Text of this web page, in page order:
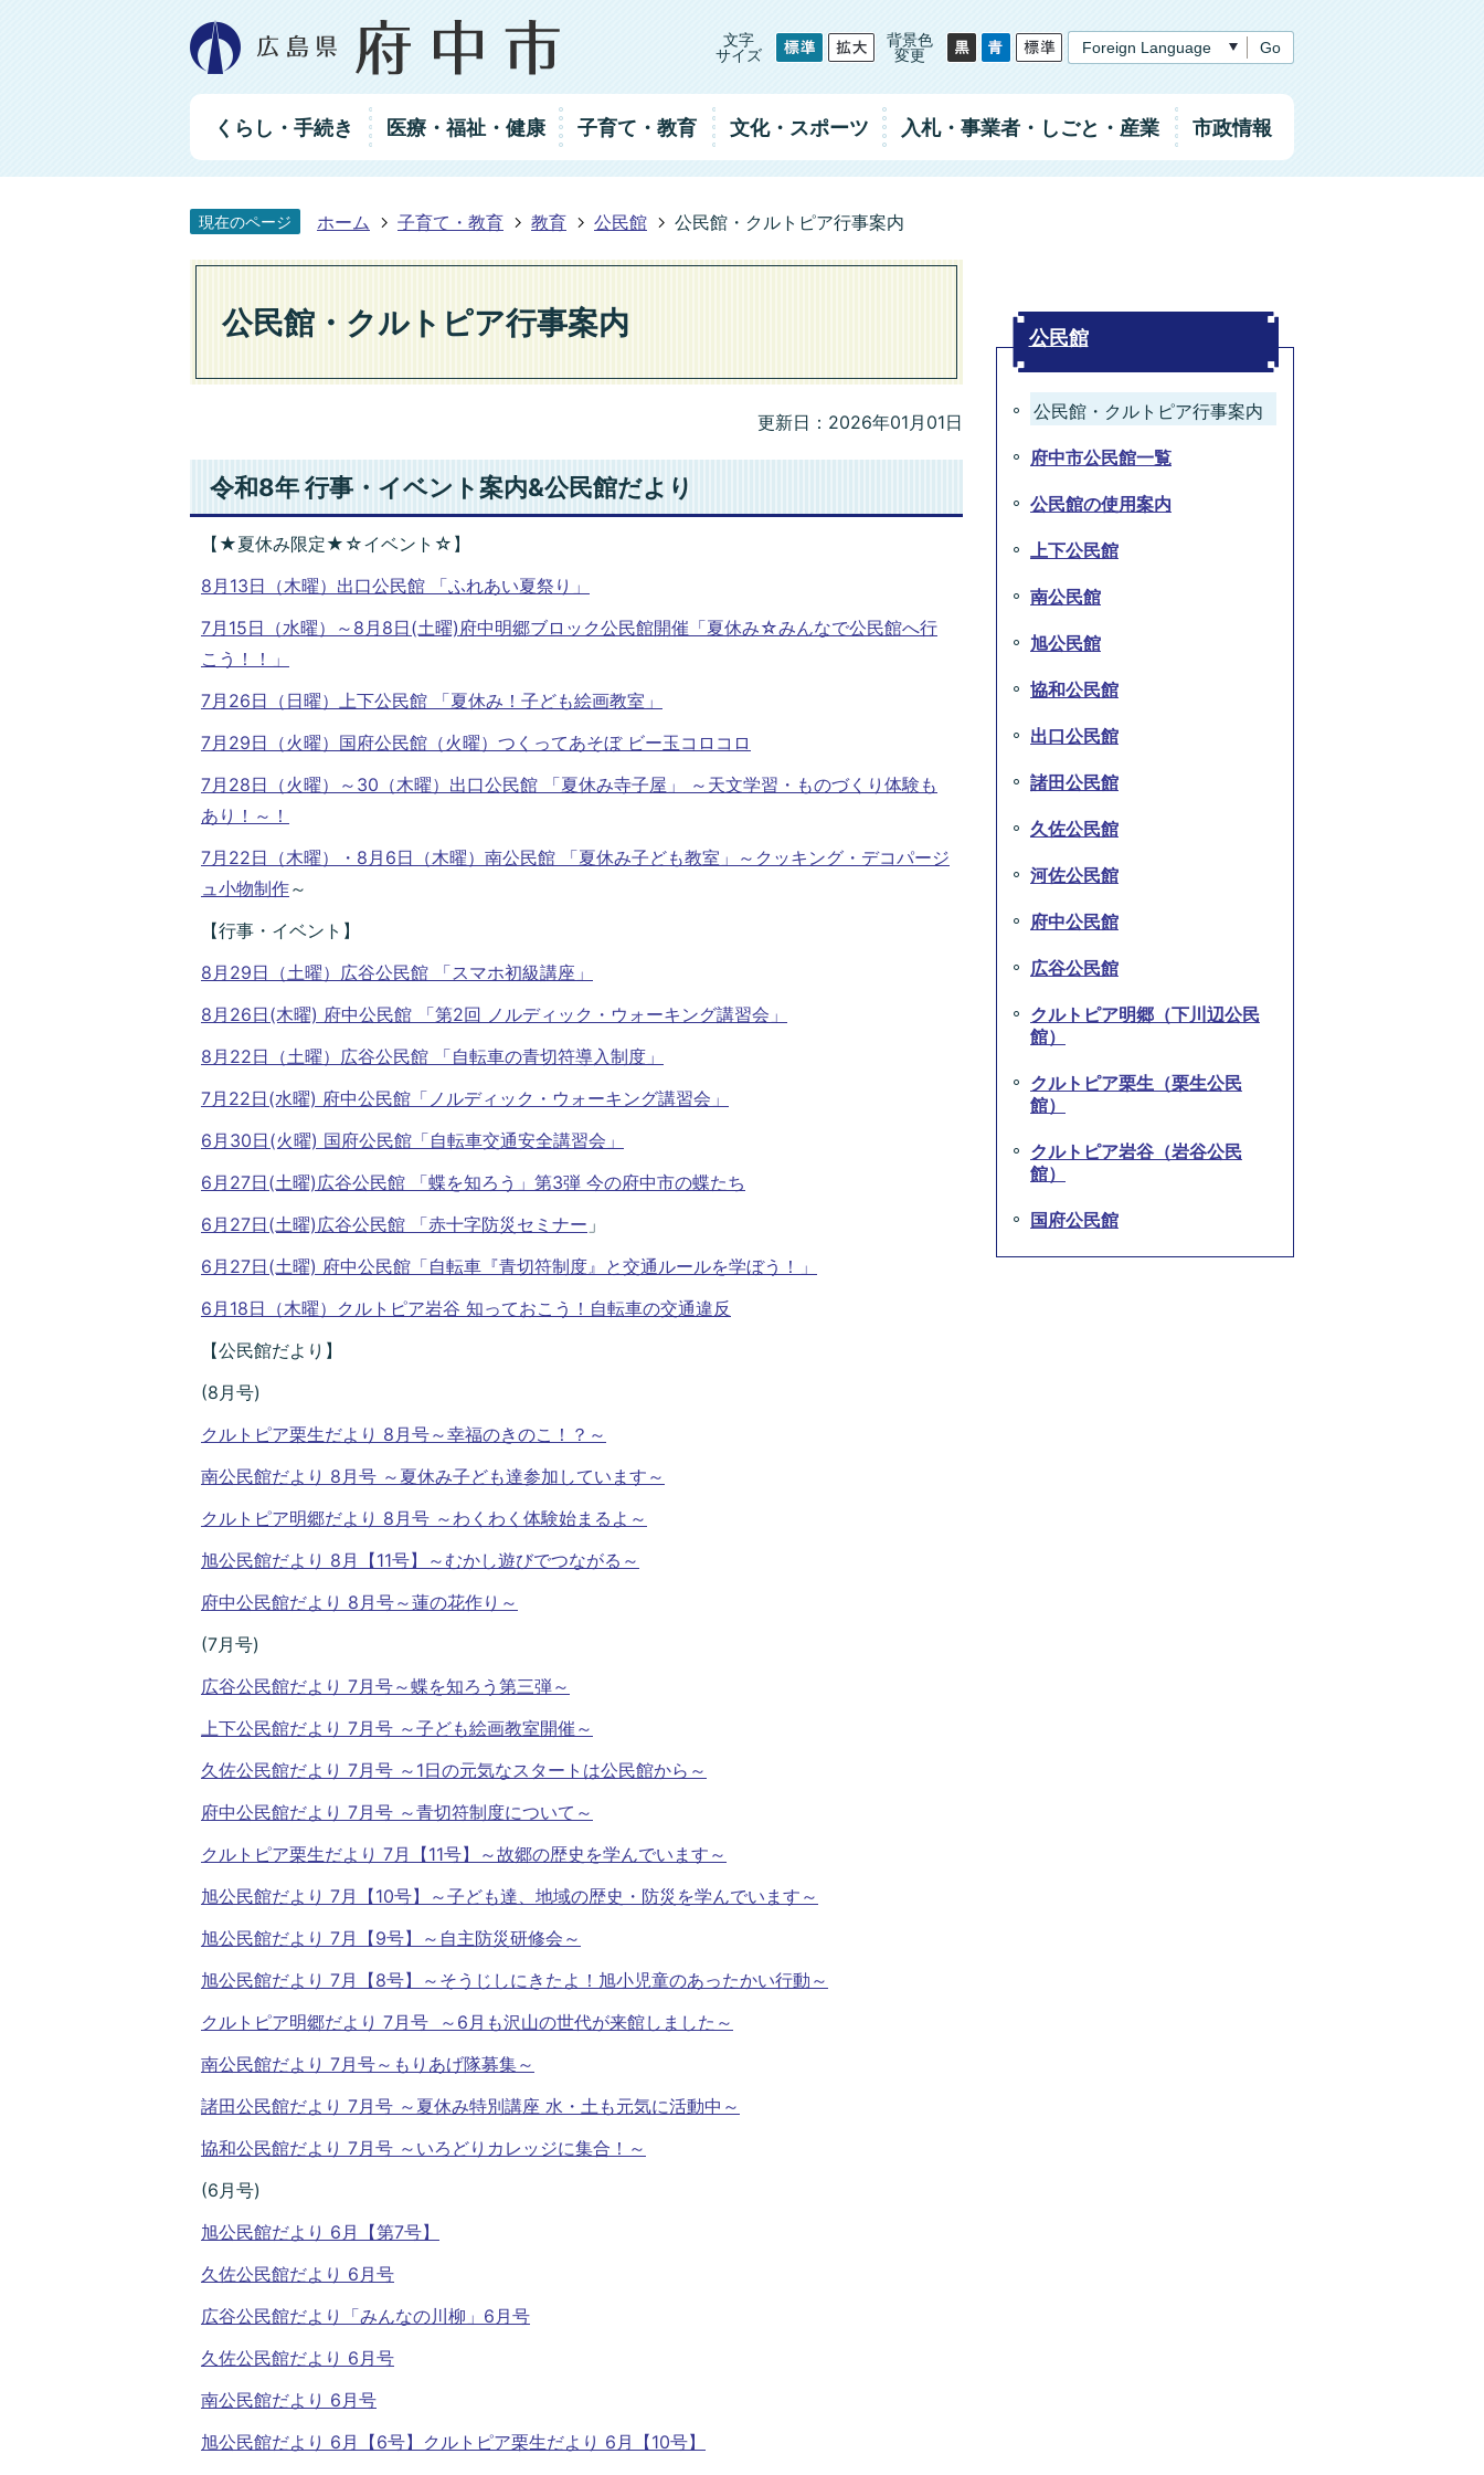
文字
サイズ
背景色
変更
Go
グ
ー
バ
ナ
ン
くらし・手続き 医療・福祉・健康 子育て・教育 文化・スポーツ 入札・事業者 ・しごと ・産業 市政情報
現在のページ ホーム 子育て・教育 教育 公民館 公民館・クルトピア行事案内
公民館・クルトピア行事案内
更新日：2026年01月01日
令和8年 行事・イベント案内&公民館だより
【★夏休み限定★☆イベント☆】
8月13日（木曜）出口公民館 「ふれあい夏祭り」
7月15日（水曜）～8月8日(土曜)府中明郷ブロック公民館開催「夏休み☆みんなで公民館へ行
こう！！」
7月26日（日曜）上下公民館 「夏休み！子ども絵画教室」
7月29日（火曜）国府公民館（火曜）つくってあそぼ ビー玉コロコロ
7月28日（火曜）～30（木曜）出口公民館 「夏休み寺子屋」 ～天文学習・ものづくり体験も
あり！～！
7月22日（木曜）・8月6日（木曜）南公民館 「夏休み子ども教室」～クッキング・デコパージ
ュ小物制作～
【行事・イベント】
8月29日（土曜）広谷公民館 「スマホ初級講座」
8月26日(木曜) 府中公民館 「第2回 ノルディック・ウォーキング講習会」
8月22日（土曜）広谷公民館 「自転車の青切符導入制度」
7月22日(水曜) 府中公民館「ノルディック・ウォーキング講習会」
6月30日(火曜) 国府公民館「自転車交通安全講習会」
6月27日(土曜)広谷公民館 「蝶を知ろう」第3弾 今の府中市の蝶たち
6月27日(土曜)広谷公民館 「赤十字防災セミナー 」
6月27日(土曜) 府中公民館「自転車『青切符制度』と交通ルールを学ぼう！」
6月18日（木曜）クルトピア岩谷 知っておこう！自転車の交通違反
【公民館だより】
(8月号)
クルトピア栗生だより 8月号～幸福のきのこ！？～
南公民館だより 8月号 ～夏休み子ども達参加しています～
クルトピア明郷だより 8月号 ～わくわく体験始まるよ～
旭公民館だより 8月【11号】～むかし遊びでつながる～
府中公民館だより 8月号～蓮の花作り～
(7月号)
広谷公民館だより 7月号～蝶を知ろう第三弾～
上下公民館だより 7月号 ～子ども絵画教室開催～
久佐公民館だより 7月号 ～1日の元気なスタートは公民館から～
府中公民館だより 7月号 ～青切符制度について～
クルトピア栗生だより 7月【11号】～故郷の歴史を学んでいます～
旭公民館だより 7月【10号】～子ども達、地域の歴史・防災を学んでいます～
旭公民館だより 7月【9号】～自主防災研修会～
旭公民館だより 7月【8号】～そうじしにきたよ！旭小児童のあったかい行動～
クルトピア明郷だより 7月号 ～6月も沢山の世代が来館しました～
南公民館だより 7月号～もりあげ隊募集～
諸田公民館だより 7月号 ～夏休み特別講座 水・土も元気に活動中～
協和公民館だより 7月号 ～いろどりカレッジに集合！～
(6月号)
旭公民館だより 6月【第7号】
久佐公民館だより 6月号
広谷公民館だより「みんなの川柳」6月号
久佐公民館だより 6月号
南公民館だより 6月号
旭公民館だより 6月【6号】 クルトピア栗生だより 6月【10号】
公民館
公民館・クルトピア行事案内
府中市公民館一覧
公民館の使用案内
上下公民館
南公民館
旭公民館
協和公民館
出口公民館
諸田公民館
久佐公民館
河佐公民館
府中公民館
広谷公民館
クルトピア明郷（下川辺公民
館）
クルトピア栗生（栗生公民
館）
クルトピア岩谷（岩谷公民
館）
国府公民館